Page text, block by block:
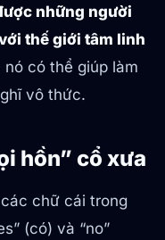
những người
thế giới tâm linh
nó có thể giúp làm
vô thức.
hồn” cổ xưa
chữ cái trong
(có) và “no”